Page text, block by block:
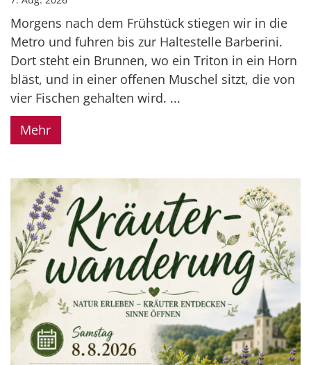
Morgens nach dem Frühstück stiegen wir in die
Metro und fuhren bis zur Haltestelle Barberini.
Dort steht ein Brunnen, wo ein Triton in ein Horn
bläst, und in einer offenen Muschel sitzt, die von
vier Fischen gehalten wird. ...
Mehr